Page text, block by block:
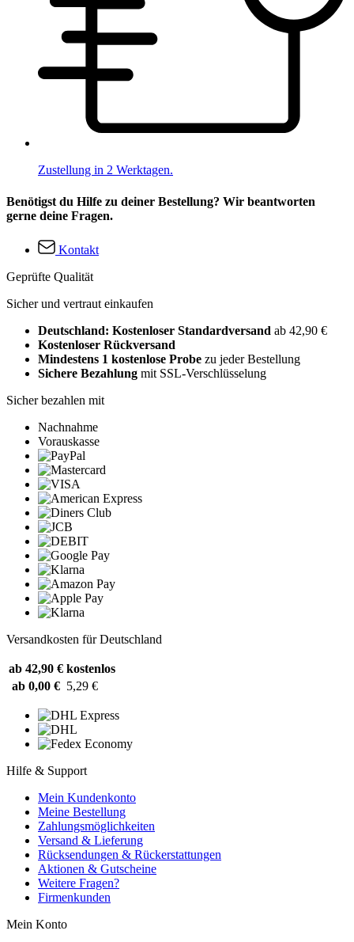
Zustellung in 2 Werktagen.
Benötigst du Hilfe zu deiner Bestellung? Wir beantworten
gerne deine Fragen.
Kontakt
Geprüfte Qualität
Sicher und vertraut einkaufen
Deutschland: Kostenloser Standardversand ab 42,90 €
Kostenloser Rückversand
Mindestens 1 kostenlose Probe zu jeder Bestellung
Sichere Bezahlung mit SSL-Verschlüsselung
Sicher bezahlen mit
Nachnahme
Vorauskasse
Versandkosten für Deutschland
ab 42,90 € kostenlos
ab 0,00 € 5,29 €
Hilfe & Support
Mein Kundenkonto
Meine Bestellung
Zahlungsmöglichkeiten
Versand & Lieferung
Rücksendungen & Rückerstattungen
Aktionen & Gutscheine
Weitere Fragen?
Firmenkunden
Mein Konto